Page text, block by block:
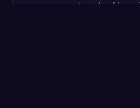
regnearter, tallområder og